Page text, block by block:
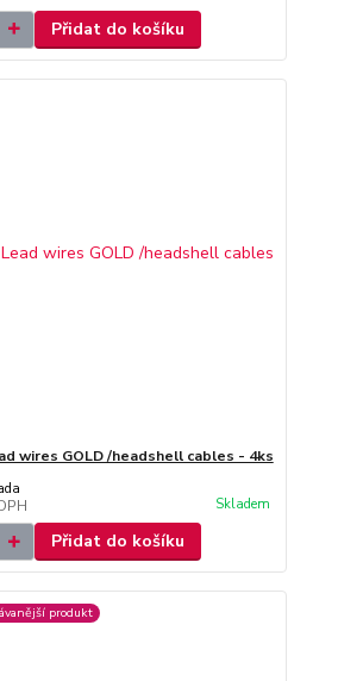
Přidat do košíku
wires GOLD /headshell cables - 4ks
Skladem
Přidat do košíku
produkt